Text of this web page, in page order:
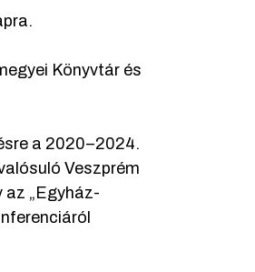
Könyvtár és
a 2020–2024.
Veszprém
az „Egyház-